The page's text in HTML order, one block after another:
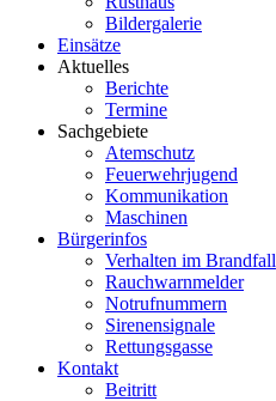
Bildergalerie
Einsätze
Aktuelles
Berichte
Termine
Sachgebiete
Atemschutz
Feuerwehrjugend
Kommunikation
Maschinen
Bürgerinfos
Verhalten im Brandfall
Rauchwarnmelder
Notrufnummern
Sirenensignale
Rettungsgasse
Kontakt
Beitritt